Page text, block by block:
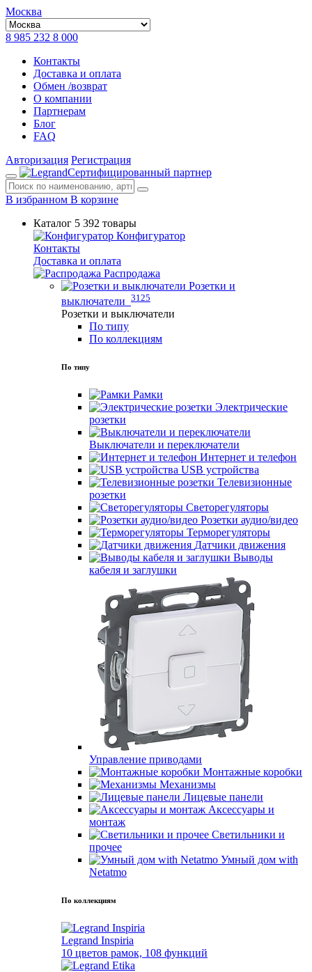
Москва
8 985 232 8 000
Контакты
Доставка и оплата
Обмен /возврат
О компании
Партнерам
Блог
FAQ
Авторизация Регистрация
Сертифицированный партнер
В избранном В корзине
Каталог 5 392 товары
Конфигуратор
Контакты
Доставка и оплата
Распродажа
Розетки и
выключатели 3125
Розетки и выключатели
По типу
По коллекциям
По типу
Рамки
Электрические
розетки
Выключатели и переключатели
Интернет и телефон
USB устройства
Телевизионные
розетки
Светорегуляторы
Розетки аудио/видео
Терморегуляторы
Датчики движения
Выводы
кабеля и заглушки
Управление приводами
Монтажные коробки
Механизмы
Лицевые панели
Аксессуары и
монтаж
Светильники и
прочее
Умный дом with
Netatmo
По коллекциям
Legrand Inspiria
10 цветов рамок, 108 функций